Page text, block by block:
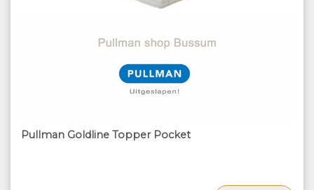
Pullman Goldline Topper Pocket